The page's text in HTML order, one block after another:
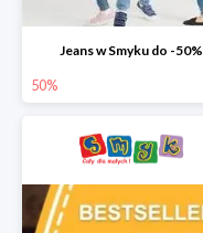
Jeans w Smyku do -50%
50%